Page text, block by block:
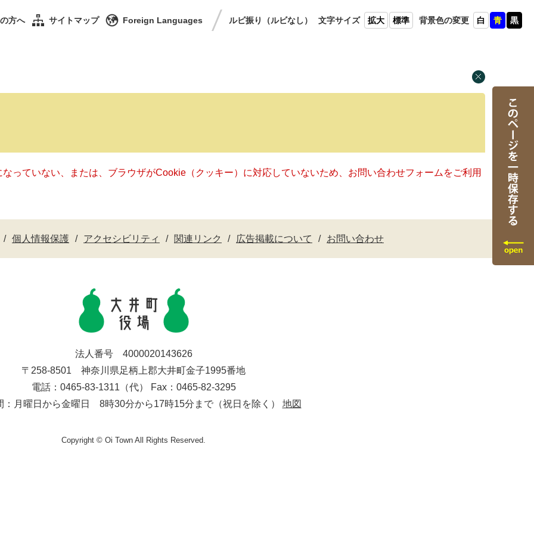
方へ サイトマップ Foreign Languages ルビ振り （ルビなし） 文字サイズ 拡大 標準 背景色の変更 白 青 黒
っていない、または、ブラウザがCookie（クッキー）に対応していないため、お問い合わせフォームをご利用
個人情報保護 アクセシビリティ 関連リンク 広告掲載について お問い合わせ
法人番号 4000020143626
〒258-8501 神奈川県足柄上郡大井町金子1995番地
電話：0465-83-1311（代） Fax：0465-82-3295
：月曜日から金曜日 8時30分から17時15分まで（祝日を除く）
地図
Copyright © Oi Town All Rights Reserved.